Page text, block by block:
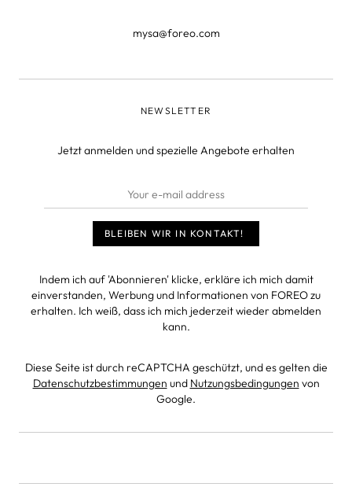
mysa@foreo.com
NEWSLETTER
Jetzt anmelden und spezielle Angebote erhalten
Indem ich auf 'Abonnieren' klicke, erkläre ich mich damit
einverstanden, Werbung und Informationen von FOREO zu
erhalten. Ich weiß, dass ich mich jederzeit wieder abmelden
kann.
Diese Seite ist durch reCAPTCHA geschützt, und es gelten die
Datenschutzbestimmungen und Nutzungsbedingungen von
Google.